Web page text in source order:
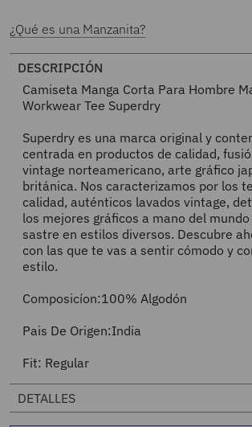
¿Qué es una Manzanita?
DESCRIPCIÓN
Camiseta Manga Corta Para Hombre
Workwear Tee Superdry
Superdry es una marca original y
centrada en productos de calidad,
vintage norteamericano, arte gráfico
británica. Nos caracterizamos por los
calidad, auténticos lavados vintage,
los mejores gráficos a mano del
sastre en estilos diversos. Descubre
con las que te vas a sentir cómodo y
estilo.
Composicíon:100% Algodón
Pais De Origen:India
Fit: Regular
DETALLES